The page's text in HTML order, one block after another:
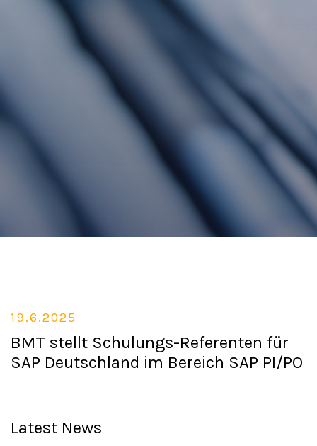
19.6.2025
BMT stellt Schulungs-Referenten für
SAP Deutschland im Bereich SAP PI/PO
Latest News